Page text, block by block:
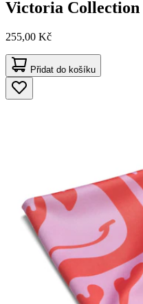
Victoria Collection
255,00 Kč
Přidat do košíku